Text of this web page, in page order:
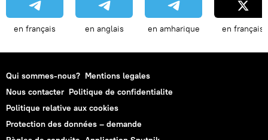
en français en anglais en amharique en français
Qui sommes-nous? Mentions legales
Nous contacter Politique de confidentialite
Politique relative aux cookies
Protection des données – demande